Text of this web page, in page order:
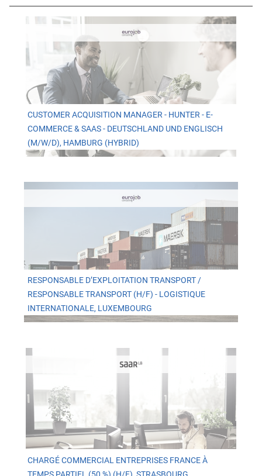
CUSTOMER ACQUISITION MANAGER - HUNTER - E-
COMMERCE & SAAS - DEUTSCHLAND UND ENGLISCH
(M/W/D), HAMBURG (HYBRID)
RESPONSABLE D’EXPLOITATION TRANSPORT /
RESPONSABLE TRANSPORT (H/F) - LOGISTIQUE
INTERNATIONALE, LUXEMBOURG
CHARGÉ COMMERCIAL ENTREPRISES FRANCE À